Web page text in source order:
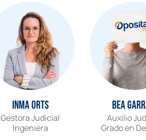
Inma Orts
Gestora Judicial
Ingeniera
Bea
Auxilio
Grado en